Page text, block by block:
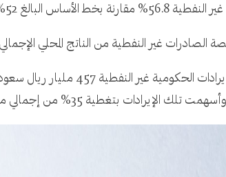
52%، ويبلغ مستهدف العام 59%، ومستهدف الرؤية 75%.
النفطية من الناتج المحلي الإجمالي غير النفطي 24.1%، مقارنة بخط الأساس 18%، ويبلغ مستهدف العام
35% من إجمالي مصروفات الميزانية للعام 2023، المقدرة بـ 1,293 مليار ريال سعودي.